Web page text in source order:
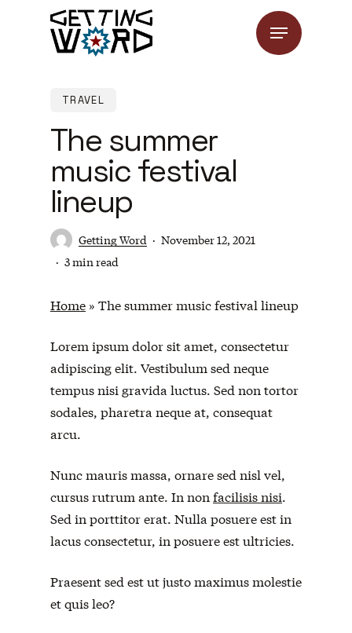
TRAVEL
The summer
music festival
lineup
Getting Word
November 12, 2021
3 min read
Home » The summer music festival lineup
Lorem ipsum dolor sit amet, consectetur
adipiscing elit. Vestibulum sed neque
tempus nisi gravida luctus. Sed non tortor
sodales, pharetra neque at, consequat
arcu.
Nunc mauris massa, ornare sed nisl vel,
cursus rutrum ante. In non facilisis nisi.
Sed in porttitor erat. Nulla posuere est in
lacus consectetur, in posuere est ultricies.
Praesent sed est ut justo maximus molestie
et quis leo?